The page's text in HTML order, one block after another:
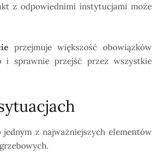
z odpowiednimi instytucjami może
przejmuje większość obowiązków
i sprawnie przejść przez wszystkie
z najważniejszych elementów